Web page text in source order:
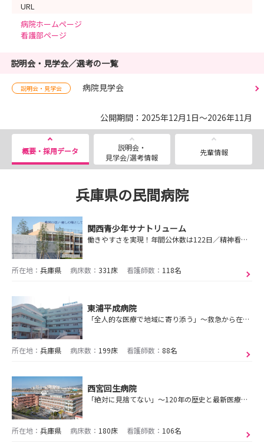
URL
病院ホームページ
看護部ページ
説明会・見学会／選考の一覧
説明会・見学会 病院見学会
公開期間：2025年12月1日～2026年11月
概要・採用データ
説明会・
見学会/選考情報
先輩情報
兵庫県の民間病院
関西青少年サナトリューム
働きやすさを実現！年間公休数は122日／精神看護を学ぶことができます～敷居の低い癒しの場としての病院をめざして～
所在地： 兵庫県 病床数： 331床 看護師数： 118名
東浦平成病院
「全人的な医療で地域に寄り添う」～救急から在宅まで、トータルケアを提供します～
所在地： 兵庫県 病床数： 199床 看護師数： 88名
西宮回生病院
「絶対に見捨てない」～120年の歴史と最新医療で、地域の健康を支えます～
所在地： 兵庫県 病床数： 180床 看護師数： 106名